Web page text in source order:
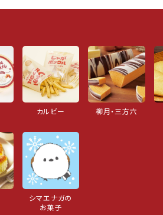
カルビー 柳月・三方六
シマエナガの
お菓子